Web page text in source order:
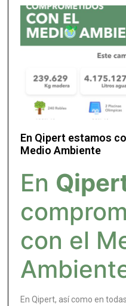
En Qipert estamos
Medio Ambiente
En
con el
En Qipert, así como en